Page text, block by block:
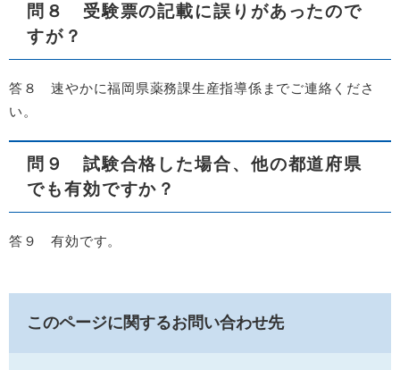
問８ 受験票の記載に誤りがあったので
すが？
答８ 速やかに福岡県薬務課生産指導係までご連絡くださ
い。
問９ 試験合格した場合、他の都道府県
でも有効ですか？
答９ 有効です。
このページに関するお問い合わせ先